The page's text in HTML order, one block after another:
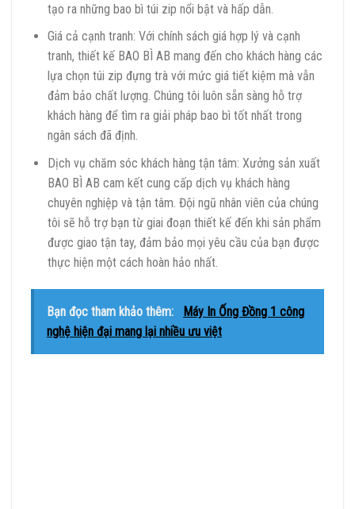
tạo ra những bao bì túi zip nổi bật và hấp dẫn.
Giá cả cạnh tranh: Với chính sách giá hợp lý và cạnh
tranh, thiết kế BAO BÌ AB mang đến cho khách hàng các
lựa chọn túi zip đựng trà với mức giá tiết kiệm mà vẫn
đảm bảo chất lượng. Chúng tôi luôn sẵn sàng hỗ trợ
khách hàng để tìm ra giải pháp bao bì tốt nhất trong
ngân sách đã định.
Dịch vụ chăm sóc khách hàng tận tâm: Xưởng sản xuất
BAO BÌ AB cam kết cung cấp dịch vụ khách hàng
chuyên nghiệp và tận tâm. Đội ngũ nhân viên của chúng
tôi sẽ hỗ trợ bạn từ giai đoạn thiết kế đến khi sản phẩm
được giao tận tay, đảm bảo mọi yêu cầu của bạn được
thực hiện một cách hoàn hảo nhất.
Bạn đọc tham khảo thêm:
Máy In Ống Đồng 1 công
nghệ hiện đại mang lại nhiều ưu việt